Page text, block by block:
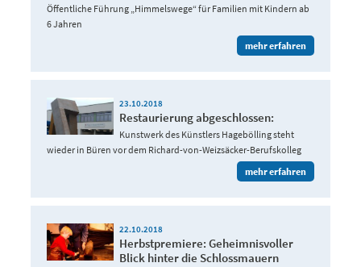
Öffentliche Führung „Himmelswege“ für Familien mit Kindern ab
6 Jahren
mehr erfahren
23.10.2018
Restaurierung abgeschlossen:
Kunstwerk des Künstlers Hagebölling steht
wieder in Büren vor dem Richard-von-Weizsäcker-Berufskolleg
mehr erfahren
22.10.2018
Herbstpremiere: Geheimnisvoller
Blick hinter die Schlossmauern